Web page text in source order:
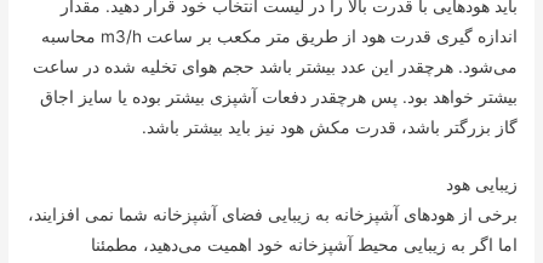
باید هودهایی با قدرت بالا را در لیست انتخاب خود قرار دهید. مقدار
اندازه گیری قدرت هود از طریق متر مکعب بر ساعت m3/h محاسبه
می‌شود. هرچقدر این عدد بیشتر باشد حجم هوای تخلیه شده در ساعت
بیشتر خواهد بود. پس هرچقدر دفعات آشپزی بیشتر بوده یا سایز اجاق
گاز بزرگتر باشد، قدرت مکش هود نیز باید بیشتر باشد.
زیبایی هود
برخی از هودهای آشپزخانه به زیبایی فضای آشپزخانه شما نمی افزایند،
اما اگر به زیبایی محیط آشپزخانه خود اهمیت می‌دهید، مطمئنا